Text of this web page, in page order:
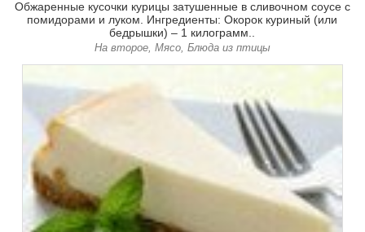
Обжаренные кусочки курицы затушенные в сливочном соусе с
помидорами и луком. Ингредиенты: Окорок куриный (или
бедрышки) – 1 килограмм..
На второе, Мясо, Блюда из птицы